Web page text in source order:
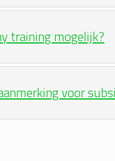
training mogelijk?
voor